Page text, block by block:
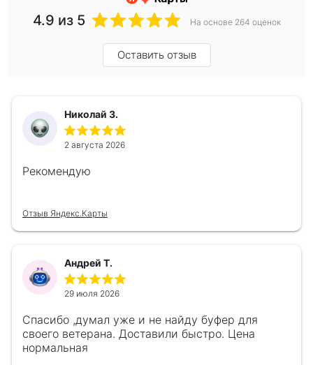
4.9 из 5 На основе 264 оценок
Оставить отзыв
Николай З.
2 августа 2026
Рекомендую
Отзыв Яндекс.Карты
Андрей Т.
29 июля 2026
Спасибо ,думал уже и не найду буфер для
своего ветерана. Доставили быстро. Цена
нормальная